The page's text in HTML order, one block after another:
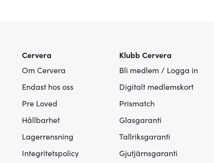
Cervera
Om Cervera
Endast hos oss
Pre Loved
Hållbarhet
Lagerrensning
Integritetspolicy
Klubb Cervera
Bli medlem / Logga in
Digitalt medlemskort
Prismatch
Glasgaranti
Tallriksgaranti
Gjutjärnsgaranti